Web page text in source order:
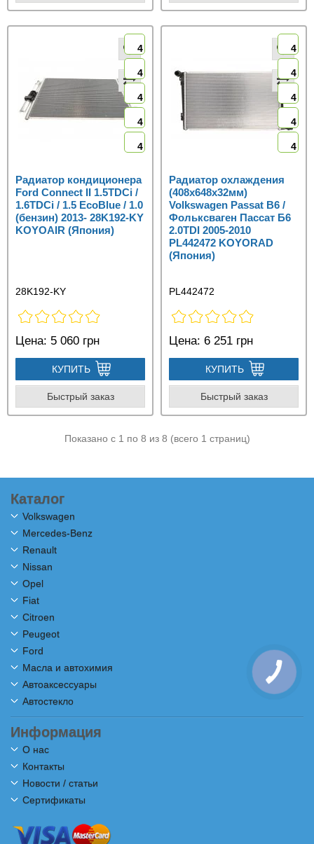
4
4
4
4
4
Радиатор кондиционера
Ford Connect II 1.5TDCi /
1.6TDCi / 1.5 EcoBlue / 1.0
(бензин) 2013- 28K192-KY
KOYOAIR (Япония)
28K192-KY
Цена: 5 060 грн
КУПИТЬ
Быстрый заказ
4
4
4
4
4
Радиатор охлаждения
(408x648x32мм)
Volkswagen Passat B6 /
Фольксваген Пассат Б6
2.0TDI 2005-2010
PL442472 KOYORAD
(Япония)
PL442472
Цена: 6 251 грн
КУПИТЬ
Быстрый заказ
Показано с 1 по 8 из 8 (всего 1 страниц)
Каталог
Volkswagen
Mercedes-Benz
Renault
Nissan
Opel
Fiat
Citroen
Peugeot
Ford
Масла и автохимия
Автоаксессуары
Автостекло
Информация
О нас
Контакты
Новости / статьи
Сертификаты